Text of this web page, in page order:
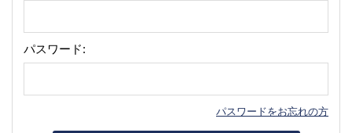
パスワード:
パスワードをお忘れの方